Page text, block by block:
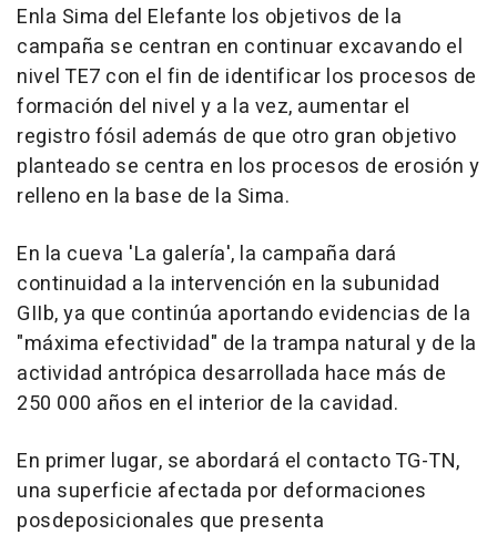
Enla Sima del Elefante los objetivos de la
campaña se centran en continuar excavando el
nivel TE7 con el fin de identificar los procesos de
formación del nivel y a la vez, aumentar el
registro fósil además de que otro gran objetivo
planteado se centra en los procesos de erosión y
relleno en la base de la Sima.
En la cueva 'La galería', la campaña dará
continuidad a la intervención en la subunidad
GIIb, ya que continúa aportando evidencias de la
"máxima efectividad" de la trampa natural y de la
actividad antrópica desarrollada hace más de
250 000 años en el interior de la cavidad.
En primer lugar, se abordará el contacto TG-TN,
una superficie afectada por deformaciones
posdeposicionales que presenta